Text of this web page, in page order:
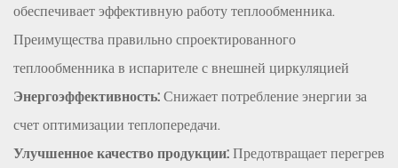
обеспечивает эффективную работу теплообменника.
Преимущества правильно спроектированного
теплообменника в испарителе с внешней циркуляцией
Энергоэффективность:Снижает потребление энергии за
счет оптимизации теплопередачи.
Улучшенное качество продукции:Предотвращает перегрев